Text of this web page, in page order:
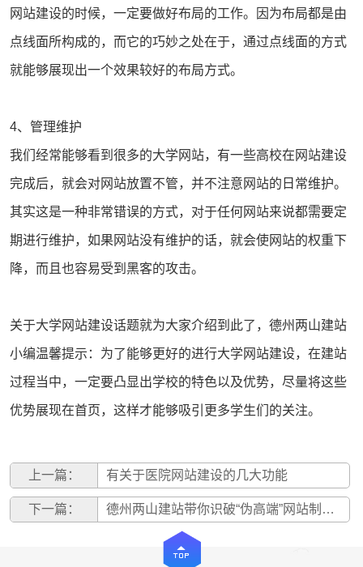
网站建设的时候，一定要做好布局的工作。因为布局都是由
点线面所构成的，而它的巧妙之处在于，通过点线面的方式
就能够展现出一个效果较好的布局方式。
4、管理维护
我们经常能够看到很多的大学网站，有一些高校在网站建设
完成后，就会对网站放置不管，并不注意网站的日常维护。
其实这是一种非常错误的方式，对于任何网站来说都需要定
期进行维护，如果网站没有维护的话，就会使网站的权重下
降，而且也容易受到黑客的攻击。
关于大学网站建设话题就为大家介绍到此了，德州 两山建站
小编温馨提示：为了能够更好的进行大学网站建设，在建站
过程当中，一定要凸显出学校的特色以及优势，尽量将这些
优势展现在首页，这样才能够吸引更多学生们的关注。
上一篇： 有关于医院网站建设的几大功能
下一篇： 德州两山建站带你识破“伪高端”网站制作公司